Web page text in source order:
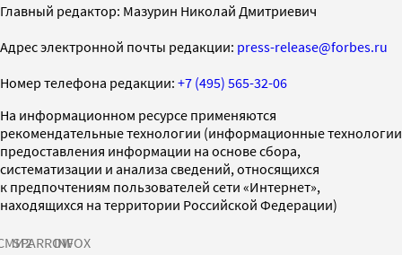
Главный редактор: Мазурин Николай Дмитриевич
Адрес электронной почты редакции: press-release@forbes.ru
Номер телефона редакции: +7 (495) 565-32-06
На информационном ресурсе применяются
рекомендательные технологии (информационные технологии
предоставления информации на основе сбора,
систематизации и анализа сведений, относящихся
к предпочтениям пользователей сети «Интернет»,
находящихся на территории Российской Федерации)
SPARROWINFOX